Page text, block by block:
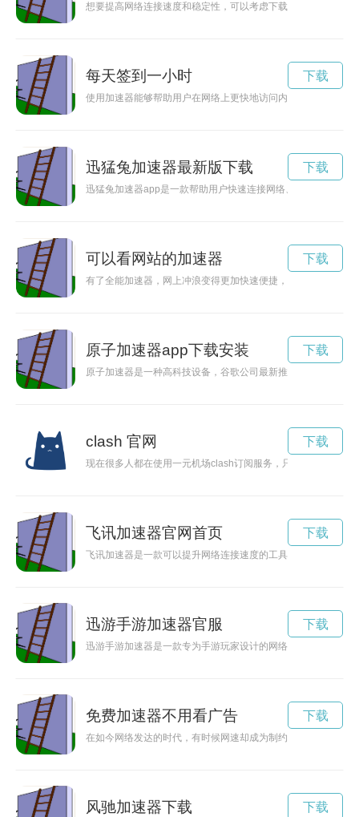
想要提高网络连接速度和稳定性，可以考虑下载安装电信网关加
每天签到一小时
使用加速器能够帮助用户在网络上更快地访问内容，现在只需
下载
迅猛兔加速器最新版下载
迅猛兔加速器app是一款帮助用户快速连接网络、提升网络速
下载
可以看网站的加速器
有了全能加速器，网上冲浪变得更加快速便捷，用户可以畅游
下载
原子加速器app下载安装
原子加速器是一种高科技设备，谷歌公司最新推出的原子加速
下载
clash 官网
现在很多人都在使用一元机场clash订阅服务，只需支付一元即
下载
飞讯加速器官网首页
飞讯加速器是一款可以提升网络连接速度的工具，让用户能够畅
下载
迅游手游加速器官服
迅游手游加速器是一款专为手游玩家设计的网络加速工具，能
下载
免费加速器不用看广告
在如今网络发达的时代，有时候网速却成为制约我们畅游网络
下载
风驰加速器下载 下载